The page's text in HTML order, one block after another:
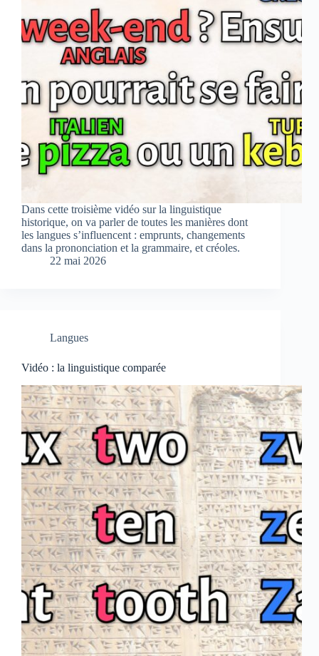
Dans cette troisième vidéo sur la linguistique
historique, on va parler de toutes les manières dont
les langues s’influencent : emprunts, changements
dans la prononciation et la grammaire, et créoles.
22 mai 2026
Langues
Vidéo : la linguistique comparée